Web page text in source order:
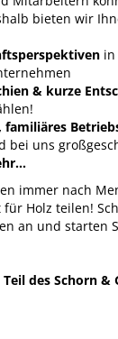
bieten wir
in
& kurze
familiäres
bei uns
immer nach
Holz teilen!
an und starten
des Schorn &